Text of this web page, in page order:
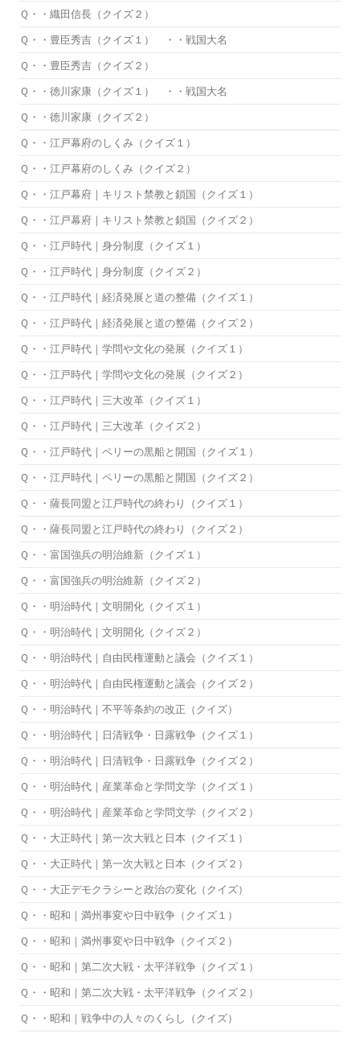
Ｑ・・織田信長（クイズ２）
Ｑ・・豊臣秀吉（クイズ１） ・・戦国大名
Ｑ・・豊臣秀吉（クイズ２）
Ｑ・・徳川家康（クイズ１） ・・戦国大名
Ｑ・・徳川家康（クイズ２）
Ｑ・・江戸幕府のしくみ（クイズ１）
Ｑ・・江戸幕府のしくみ（クイズ２）
Ｑ・・江戸幕府｜キリスト禁教と鎖国（クイズ１）
Ｑ・・江戸幕府｜キリスト禁教と鎖国（クイズ２）
Ｑ・・江戸時代｜身分制度（クイズ１）
Ｑ・・江戸時代｜身分制度（クイズ２）
Ｑ・・江戸時代｜経済発展と道の整備（クイズ１）
Ｑ・・江戸時代｜経済発展と道の整備（クイズ２）
Ｑ・・江戸時代｜学問や文化の発展（クイズ１）
Ｑ・・江戸時代｜学問や文化の発展（クイズ２）
Ｑ・・江戸時代｜三大改革（クイズ１）
Ｑ・・江戸時代｜三大改革（クイズ２）
Ｑ・・江戸時代｜ペリーの黒船と開国（クイズ１）
Ｑ・・江戸時代｜ペリーの黒船と開国（クイズ２）
Ｑ・・薩長同盟と江戸時代の終わり（クイズ１）
Ｑ・・薩長同盟と江戸時代の終わり（クイズ２）
Ｑ・・富国強兵の明治維新（クイズ１）
Ｑ・・富国強兵の明治維新（クイズ２）
Ｑ・・明治時代｜文明開化（クイズ１）
Ｑ・・明治時代｜文明開化（クイズ２）
Ｑ・・明治時代｜自由民権運動と議会（クイズ１）
Ｑ・・明治時代｜自由民権運動と議会（クイズ２）
Ｑ・・明治時代｜不平等条約の改正（クイズ）
Ｑ・・明治時代｜日清戦争・日露戦争（クイズ１）
Ｑ・・明治時代｜日清戦争・日露戦争（クイズ２）
Ｑ・・明治時代｜産業革命と学問文学（クイズ１）
Ｑ・・明治時代｜産業革命と学問文学（クイズ２）
Ｑ・・大正時代｜第一次大戦と日本（クイズ１）
Ｑ・・大正時代｜第一次大戦と日本（クイズ２）
Ｑ・・大正デモクラシーと政治の変化（クイズ）
Ｑ・・昭和｜満州事変や日中戦争（クイズ１）
Ｑ・・昭和｜満州事変や日中戦争（クイズ２）
Ｑ・・昭和｜第二次大戦・太平洋戦争（クイズ１）
Ｑ・・昭和｜第二次大戦・太平洋戦争（クイズ２）
Ｑ・・昭和｜戦争中の人々のくらし（クイズ）